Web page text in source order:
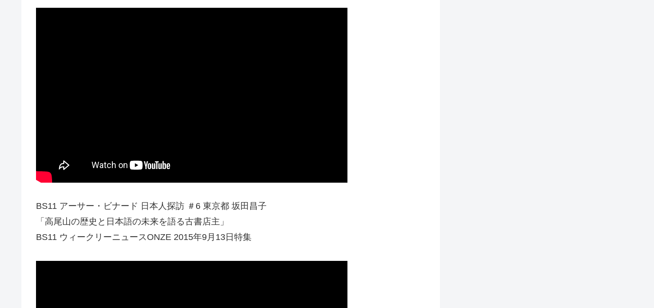
BS11 アーサー・ビナード 日本人探訪 ＃6 東京都 坂田昌子
「高尾山の歴史と日本語の未来を語る古書店主」
BS11 ウィークリーニュースONZE 2015年9月13日特集